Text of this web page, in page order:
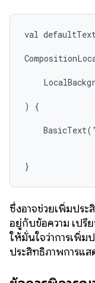
val
) {
}
ซึ่งอาจช่วยเพิ่มปร
อยู่กับข้อความ เปรี
ให้มั่นใจว่าการเพิ่ม
ประสิทธิภาพการแ